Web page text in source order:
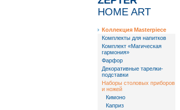
HOME ART
Коллекция Masterpiece
Комплекты для напитков
Комплект «Магическая
гармония»
Фарфор
Декоративные тарелки-
подставки
Наборы столовых приборов
и ножей
Кимоно
Каприз